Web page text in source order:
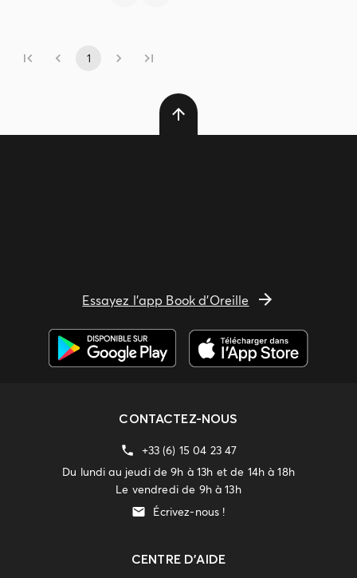
1
Essayez l'app Book d'Oreille
CONTACTEZ-NOUS
+33 (6) 15 04 23 47
Du lundi au jeudi de 9h à 13h et de 14h à 18h
Le vendredi de 9h à 13h
Écrivez-nous !
CENTRE D'AIDE